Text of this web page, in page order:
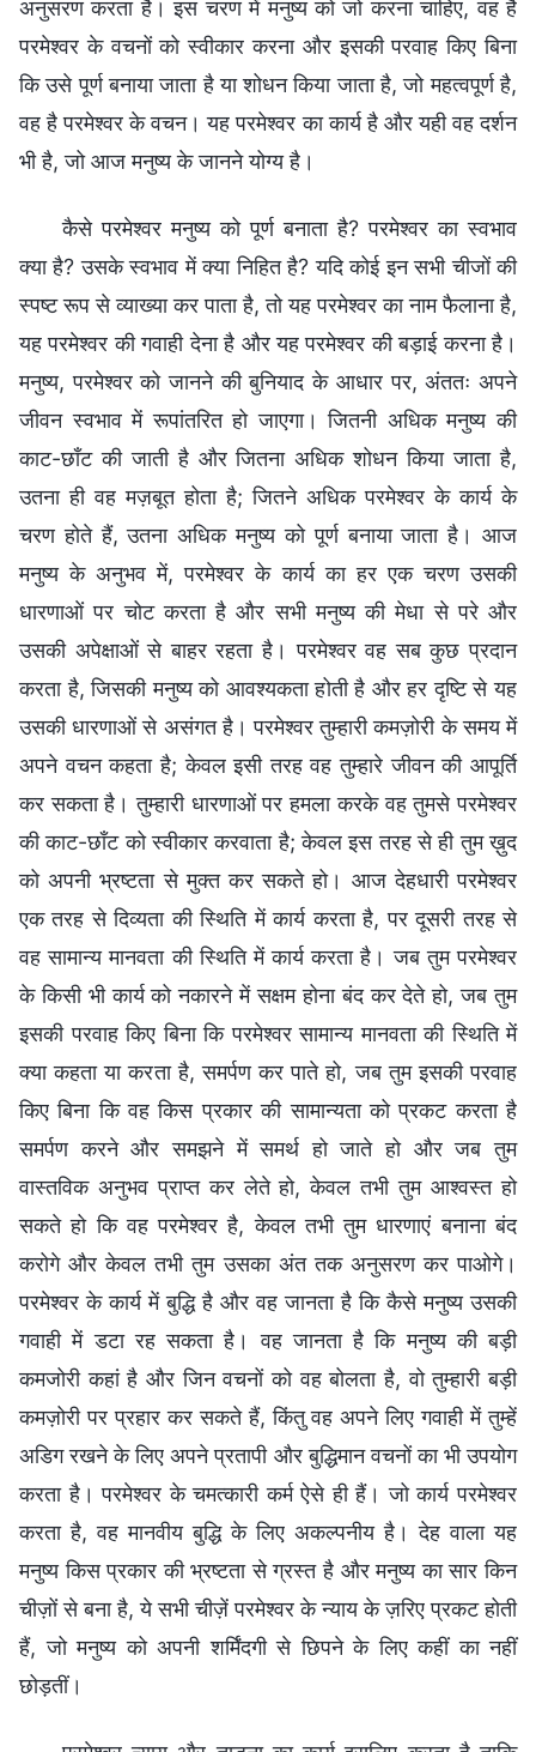
अनुसरण करता है। इस चरण में मनुष्य को जो करना चाहिए, वह है
परमेश्वर के वचनों को स्वीकार करना और इसकी परवाह किए बिना
कि उसे पूर्ण बनाया जाता है या शोधन किया जाता है, जो महत्वपूर्ण है,
वह है परमेश्वर के वचन। यह परमेश्वर का कार्य है और यही वह दर्शन
भी है, जो आज मनुष्य के जानने योग्य है।
कैसे परमेश्वर मनुष्य को पूर्ण बनाता है? परमेश्वर का स्वभाव
क्या है? उसके स्वभाव में क्या निहित है? यदि कोई इन सभी चीजों की
स्पष्ट रूप से व्याख्या कर पाता है, तो यह परमेश्वर का नाम फैलाना है,
यह परमेश्वर की गवाही देना है और यह परमेश्वर की बड़ाई करना है।
मनुष्य, परमेश्वर को जानने की बुनियाद के आधार पर, अंततः अपने
जीवन स्वभाव में रूपांतरित हो जाएगा। जितनी अधिक मनुष्य की
काट-छाँट की जाती है और जितना अधिक शोधन किया जाता है,
उतना ही वह मज़बूत होता है; जितने अधिक परमेश्वर के कार्य के
चरण होते हैं, उतना अधिक मनुष्य को पूर्ण बनाया जाता है। आज
मनुष्य के अनुभव में, परमेश्वर के कार्य का हर एक चरण उसकी
धारणाओं पर चोट करता है और सभी मनुष्य की मेधा से परे और
उसकी अपेक्षाओं से बाहर रहता है। परमेश्वर वह सब कुछ प्रदान
करता है, जिसकी मनुष्य को आवश्यकता होती है और हर दृष्टि से यह
उसकी धारणाओं से असंगत है। परमेश्वर तुम्हारी कमज़ोरी के समय में
अपने वचन कहता है; केवल इसी तरह वह तुम्हारे जीवन की आपूर्ति
कर सकता है। तुम्हारी धारणाओं पर हमला करके वह तुमसे परमेश्वर
की काट-छाँट को स्वीकार करवाता है; केवल इस तरह से ही तुम ख़ुद
को अपनी भ्रष्टता से मुक्त कर सकते हो। आज देहधारी परमेश्वर
एक तरह से दिव्यता की स्थिति में कार्य करता है, पर दूसरी तरह से
वह सामान्य मानवता की स्थिति में कार्य करता है। जब तुम परमेश्वर
के किसी भी कार्य को नकारने में सक्षम होना बंद कर देते हो, जब तुम
इसकी परवाह किए बिना कि परमेश्वर सामान्य मानवता की स्थिति में
क्या कहता या करता है, समर्पण कर पाते हो, जब तुम इसकी परवाह
किए बिना कि वह किस प्रकार की सामान्यता को प्रकट करता है
समर्पण करने और समझने में समर्थ हो जाते हो और जब तुम
वास्तविक अनुभव प्राप्त कर लेते हो, केवल तभी तुम आश्वस्त हो
सकते हो कि वह परमेश्वर है, केवल तभी तुम धारणाएं बनाना बंद
करोगे और केवल तभी तुम उसका अंत तक अनुसरण कर पाओगे।
परमेश्वर के कार्य में बुद्धि है और वह जानता है कि कैसे मनुष्य उसकी
गवाही में डटा रह सकता है। वह जानता है कि मनुष्य की बड़ी
कमजोरी कहां है और जिन वचनों को वह बोलता है, वो तुम्हारी बड़ी
कमज़ोरी पर प्रहार कर सकते हैं, किंतु वह अपने लिए गवाही में तुम्हें
अडिग रखने के लिए अपने प्रतापी और बुद्धिमान वचनों का भी उपयोग
करता है। परमेश्वर के चमत्कारी कर्म ऐसे ही हैं। जो कार्य परमेश्वर
करता है, वह मानवीय बुद्धि के लिए अकल्पनीय है। देह वाला यह
मनुष्य किस प्रकार की भ्रष्टता से ग्रस्त है और मनुष्य का सार किन
चीज़ों से बना है, ये सभी चीज़ें परमेश्वर के न्याय के ज़रिए प्रकट होती
हैं, जो मनुष्य को अपनी शर्मिंदगी से छिपने के लिए कहीं का नहीं
छोड़तीं।